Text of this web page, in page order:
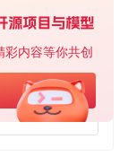
内容等你共创
基于Python的Xiaozhi AI，适用于想要完整Xiaozhi体验而无需拥有专用硬件的用户。